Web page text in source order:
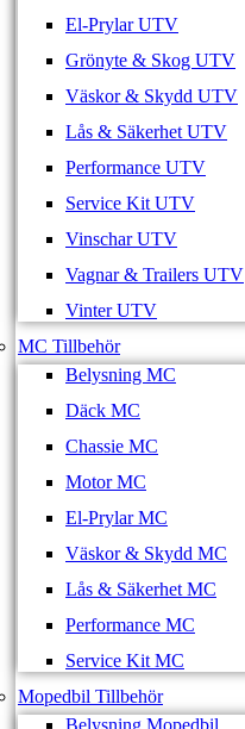
El-Prylar UTV
Grönyte & Skog UTV
Väskor & Skydd UTV
Lås & Säkerhet UTV
Performance UTV
Service Kit UTV
Vinschar UTV
Vagnar & Trailers UTV
Vinter UTV
MC Tillbehör
Belysning MC
Däck MC
Chassie MC
Motor MC
El-Prylar MC
Väskor & Skydd MC
Lås & Säkerhet MC
Performance MC
Service Kit MC
Mopedbil Tillbehör
Belysning Mopedbil